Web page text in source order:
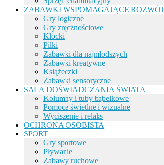
ZABAWKI WSPOMAGAJĄCE ROZWÓJ
Gry logiczne
Gry zręcznościowe
Klocki
Piłki
Zabawki dla najmłodszych
Zabawki kreatywne
Książeczki
Zabawki sensoryczne
SALA DOŚWIADCZANIA ŚWIATA
Kolumny i tuby bąbelkowe
Pomoce świetlne i wizualne
Wyciszenie i relaks
OCHRONA OSOBISTA
SPORT
Gry sportowe
Pływanie
Zabawy ruchowe